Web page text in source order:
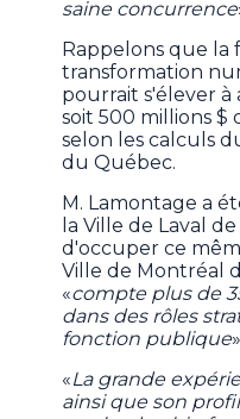
saine concurrence
Rappelons que la
transformation
pourrait s'élever à
soit 500 millions
selon les calculs
du Québec.
M. Lamontage a
la Ville de Laval
d'occuper ce
Ville de Montréal
«compte plus de
dans des rôles
fonction publique
«La grande
ainsi que son